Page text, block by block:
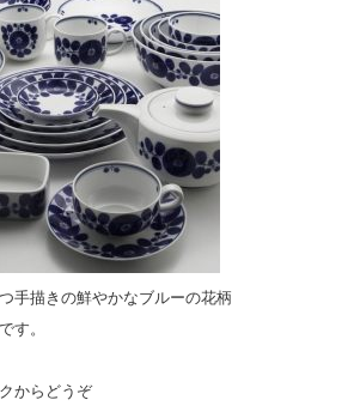
手描きの鮮やかなブルーの花柄
す。
からどうぞ